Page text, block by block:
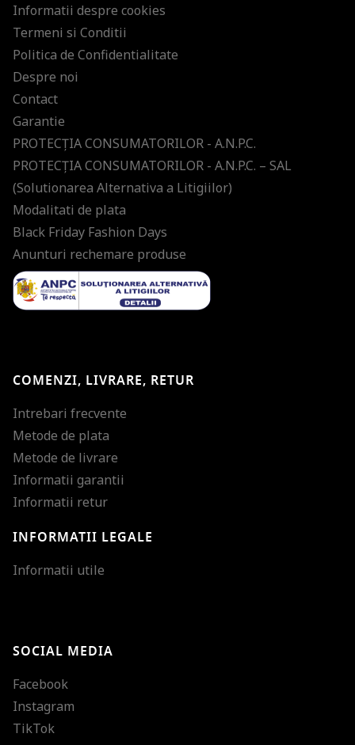
Informatii despre cookies
Termeni si Conditii
Politica de Confidentialitate
Despre noi
Contact
Garantie
PROTECŢIA CONSUMATORILOR - A.N.P.C.
PROTECŢIA CONSUMATORILOR - A.N.P.C. – SAL
(Solutionarea Alternativa a Litigiilor)
Modalitati de plata
Black Friday Fashion Days
Anunturi rechemare produse
COMENZI, LIVRARE, RETUR
Intrebari frecvente
Metode de plata
Metode de livrare
Informatii garantii
Informatii retur
INFORMATII LEGALE
Informatii utile
SOCIAL MEDIA
Facebook
Instagram
TikTok